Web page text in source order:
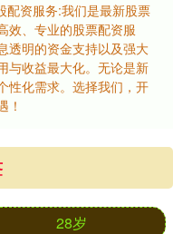
配资服务:我们是最新股票
效、专业的股票配资服
透明的资金支持以及强大
与收益最大化。无论是新
性化需求。选择我们，开
！
28岁